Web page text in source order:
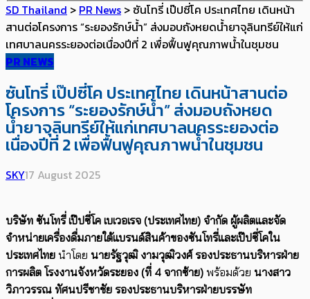
SD Thailand > PR News > ซันโทรี่ เป๊ปซี่โค ประเทศไทย เดินหน้า
สานต่อโครงการ “ระยองรักษ์น้ำ” ส่งมอบถังหยดน้ำยาจุลินทรีย์ให้แก่
เทศบาลนครระยองต่อเนื่องปีที่ 2 เพื่อฟื้นฟูคุณภาพน้ำในชุมชน
PR NEWS
ซันโทรี่ เป๊ปซี่โค ประเทศไทย เดินหน้าสานต่อ
โครงการ “ระยองรักษ์น้ำ” ส่งมอบถังหยด
น้ำยาจุลินทรีย์ให้แก่เทศบาลนครระยองต่อ
เนื่องปีที่ 2 เพื่อฟื้นฟูคุณภาพน้ำในชุมชน
SKY17 August 2025
บริษัท ซันโทรี่ เป๊ปซี่โค เบเวอเรจ (ประเทศไทย) จำกัด ผู้ผลิตและจัด
จำหน่ายเครื่องดื่มภายใต้แบรนด์สินค้าของซันโทรี่และเป๊ปซี่โคใน
ประเทศไทย นำโดย นายรัฐวุฒิ งามวุฒิวงศ์ รองประธานบริหารฝ่าย
การผลิต โรงงานจังหวัดระยอง (ที่ 4 จากซ้าย) พร้อมด้วย นางสาว
วิภาวรรณ ทัศนปรีชาชัย รองประธานบริหารฝ่ายบรรษัท